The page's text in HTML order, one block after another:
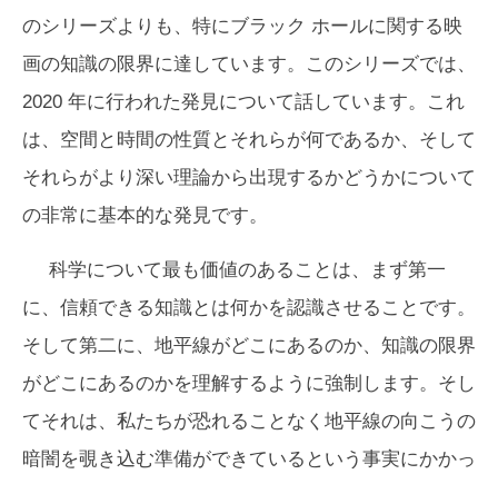
のシリーズよりも、特にブラック ホールに関する映
画の知識の限界に達しています。このシリーズでは、
2020 年に行われた発見について話しています。これ
は、空間と時間の性質とそれらが何であるか、そして
それらがより深い理論から出現するかどうかについて
の非常に基本的な発見です。
科学について最も価値のあることは、まず第一
に、信頼できる知識とは何かを認識させることです。
そして第二に、地平線がどこにあるのか、知識の限界
がどこにあるのかを理解するように強制します。そし
てそれは、私たちが恐れることなく地平線の向こうの
暗闇を覗き込む準備ができているという事実にかかっ